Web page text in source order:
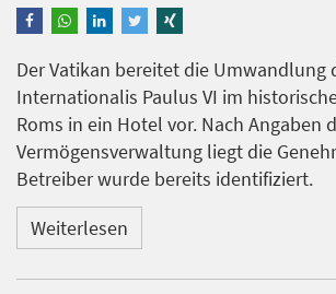
Der Vatikan bereitet die Umwandlung
Internationalis Paulus VI im
Roms in ein Hotel vor. Nach Angaben
Vermögensverwaltung liegt die
Betreiber wurde bereits identifiziert.
Weiterlesen